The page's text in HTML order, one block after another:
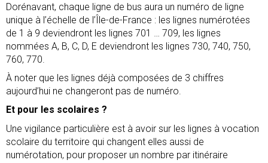
Dorénavant, chaque ligne de bus aura un numéro de ligne
unique à l’échelle de l’Île-de-France : les lignes numérotées
de 1 à 9 deviendront les lignes 701 … 709, les lignes
nommées A, B, C, D, E deviendront les lignes 730, 740, 750,
760, 770.
À noter que les lignes déjà composées de 3 chiffres
aujourd’hui ne changeront pas de numéro.
Et pour les scolaires ?
Une vigilance particulière est à avoir sur les lignes à vocation
scolaire du territoire qui changent elles aussi de
numérotation, pour proposer un nombre par itinéraire